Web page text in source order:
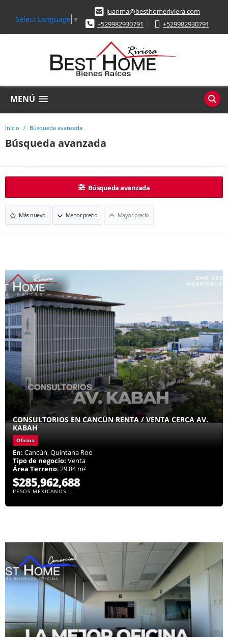
Select Language ▼
juanma@besthomeriviera.com
+529982930791
+529982930791
MENÚ
Inicio Búsqueda avanzada
Búsqueda avanzada
Búsqueda avanzada
Más nuevo Menor precio Mayor precio
CONSULTORIOS EN CANCÚN RENTA / VENTA CERCA AV.
KABAH
Oficina
En: Cancún, Quintana Roo
Tipo de negocio: Venta
Área Terreno: 29.84 m²
$285,962,688
PESOS MEXICANOS